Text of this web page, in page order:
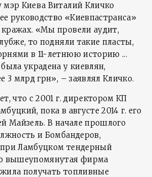
Киева Виталий Кличко
руководство «Киевпастранса»
«Мы провели аудит,
то подняли такие пласты,
в 11-летнюю историю ...
украдена у киевлян,
3 млрд грн», – заявлял Кличко.
что с 2001 г. директором КП
пока в августе 2014 г. его
Майзель. В начале прошлого
и Бомбандеров,
Ламбуцком тендерный
вышеупомянутая фирма
получать топливные